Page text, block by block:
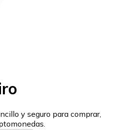
y seguro para comprar,